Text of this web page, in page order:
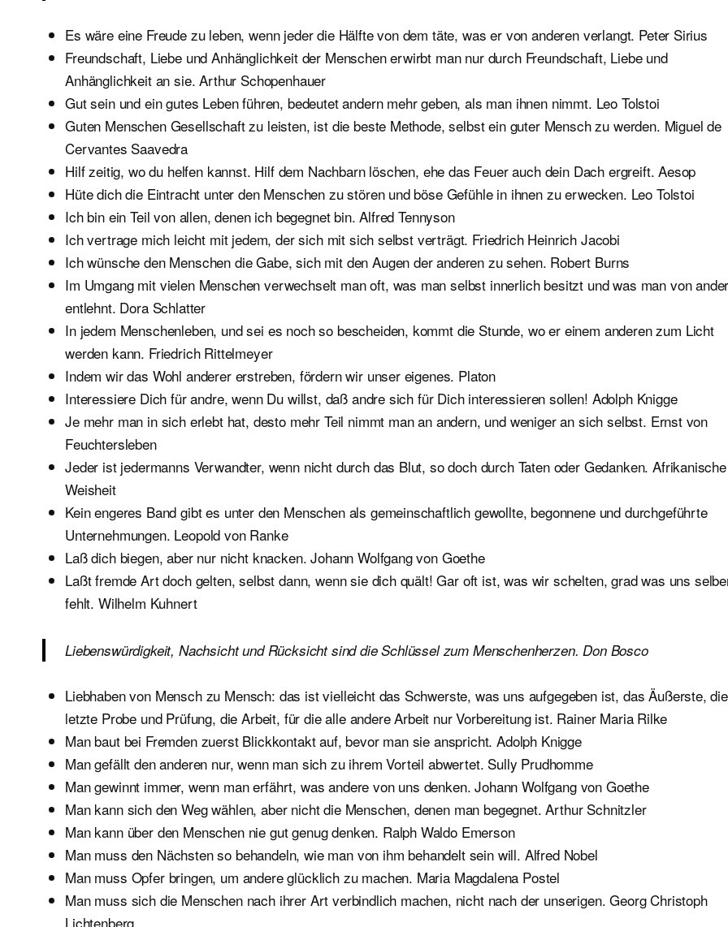
Es wäre eine Freude zu leben, wenn jeder die Hälfte von dem täte, was er von anderen verlangt. Peter Sirius
Freundschaft, Liebe und Anhänglichkeit der Menschen erwirbt man nur durch Freundschaft, Liebe und
Anhänglichkeit an sie. Arthur Schopenhauer
Gut sein und ein gutes Leben führen, bedeutet andern mehr geben, als man ihnen nimmt. Leo Tolstoi
Guten Menschen Gesellschaft zu leisten, ist die beste Methode, selbst ein guter Mensch zu werden. Miguel de
Cervantes Saavedra
Hilf zeitig, wo du helfen kannst. Hilf dem Nachbarn löschen, ehe das Feuer auch dein Dach ergreift. Aesop
Hüte dich die Eintracht unter den Menschen zu stören und böse Gefühle in ihnen zu erwecken. Leo Tolstoi
Ich bin ein Teil von allen, denen ich begegnet bin. Alfred Tennyson
Ich vertrage mich leicht mit jedem, der sich mit sich selbst verträgt. Friedrich Heinrich Jacobi
Ich wünsche den Menschen die Gabe, sich mit den Augen der anderen zu sehen. Robert Burns
Im Umgang mit vielen Menschen verwechselt man oft, was man selbst innerlich besitzt und was man von
entlehnt. Dora Schlatter
In jedem Menschenleben, und sei es noch so bescheiden, kommt die Stunde, wo er einem anderen zum Licht
werden kann. Friedrich Rittelmeyer
Indem wir das Wohl anderer erstreben, fördern wir unser eigenes. Platon
Interessiere Dich für andre, wenn Du willst, daß andre sich für Dich interessieren sollen! Adolph Knigge
Je mehr man in sich erlebt hat, desto mehr Teil nimmt man an andern, und weniger an sich selbst. Ernst von
Feuchtersleben
Jeder ist jedermanns Verwandter, wenn nicht durch das Blut, so doch durch Taten oder Gedanken. Afrikanische
Weisheit
Kein engeres Band gibt es unter den Menschen als gemeinschaftlich gewollte, begonnene und durchgeführte
Unternehmungen. Leopold von Ranke
Laß dich biegen, aber nur nicht knacken. Johann Wolfgang von Goethe
Laßt fremde Art doch gelten, selbst dann, wenn sie dich quält! Gar oft ist, was wir schelten, grad was uns
fehlt. Wilhelm Kuhnert
Liebenswürdigkeit, Nachsicht und Rücksicht sind die Schlüssel zum Menschenherzen. Don Bosco
Liebhaben von Mensch zu Mensch: das ist vielleicht das Schwerste, was uns aufgegeben ist, das Äußerste, die
letzte Probe und Prüfung, die Arbeit, für die alle andere Arbeit nur Vorbereitung ist. Rainer Maria Rilke
Man baut bei Fremden zuerst Blickkontakt auf, bevor man sie anspricht. Adolph Knigge
Man gefällt den anderen nur, wenn man sich zu ihrem Vorteil abwertet. Sully Prudhomme
Man gewinnt immer, wenn man erfährt, was andere von uns denken. Johann Wolfgang von Goethe
Man kann sich den Weg wählen, aber nicht die Menschen, denen man begegnet. Arthur Schnitzler
Man kann über den Menschen nie gut genug denken. Ralph Waldo Emerson
Man muss den Nächsten so behandeln, wie man von ihm behandelt sein will. Alfred Nobel
Man muss Opfer bringen, um andere glücklich zu machen. Maria Magdalena Postel
Man muss sich die Menschen nach ihrer Art verbindlich machen, nicht nach der unserigen. Georg Christoph
Lichtenberg